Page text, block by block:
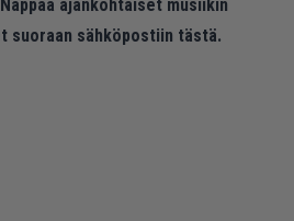
ajankohtaiset musiikin
suoraan sähköpostiin tästä.